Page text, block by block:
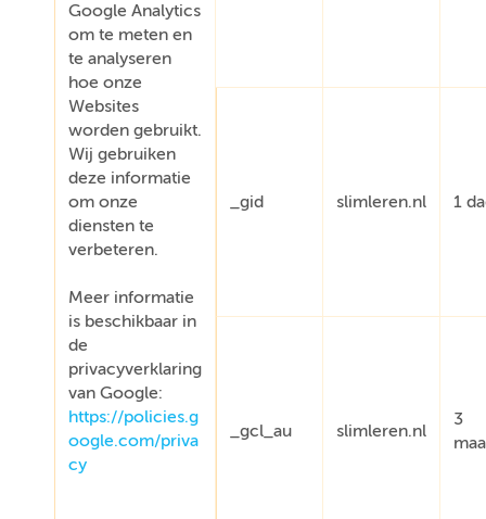
Google Analytics
om te meten en
te analyseren
hoe onze
Websites
worden gebruikt.
Wij gebruiken
deze informatie
om onze
diensten te
verbeteren.
Meer informatie
is beschikbaar in
de
privacyverklaring
van Google:
https://policies.g
oogle.com/priva
cy
_gid slimleren.nl 1
_gcl_au slimleren.nl
3